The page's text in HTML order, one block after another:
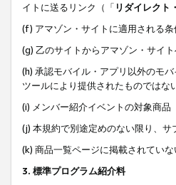
イトに送るリンク（「 リダイレクト
(f) アマゾン・サイトに適用される
(g) 乙のサイトからアマゾン・サイ
(h) 承認モバイル・アプリ以外のモ
ツールにより提供されたものでは
(i) メンバー紹介イベントの対象商
(j) 本規約で別途定めのない限り、
(k) 商品一覧ページに掲載されてい
3. 標準プログラム紹介料